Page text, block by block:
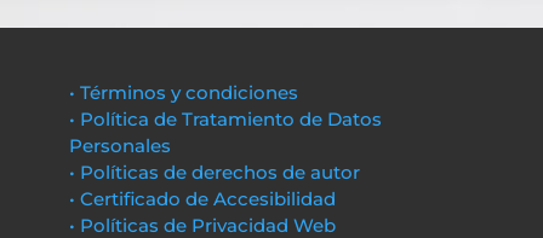
• Términos y condiciones
• Política de Tratamiento de Datos
Personales
• Políticas de derechos de autor
• Certificado de Accesibilidad
• Políticas de Privacidad Web